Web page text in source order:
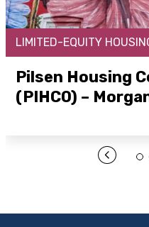
LIMITED-EQUITY
Pilsen Housing
(PIHCO) –